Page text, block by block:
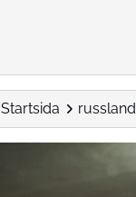
Startsida russland